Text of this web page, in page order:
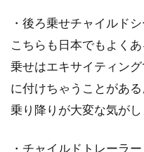
・後ろ乗せチャイルドシ
こちらも日本でもよく
乗せはエキサイティン
に付けちゃうことがある
乗り降りが大変な気がし
・チャイルドトレーラー